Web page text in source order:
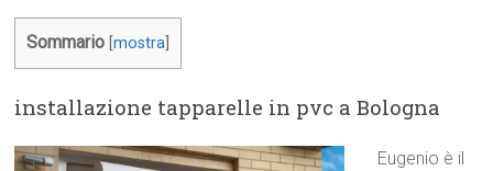
Sommario [mostra
installazione tapparelle in pvc a Bologna
Eugenio è il